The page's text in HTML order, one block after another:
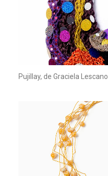
Pujillay, de Graciela Lescano